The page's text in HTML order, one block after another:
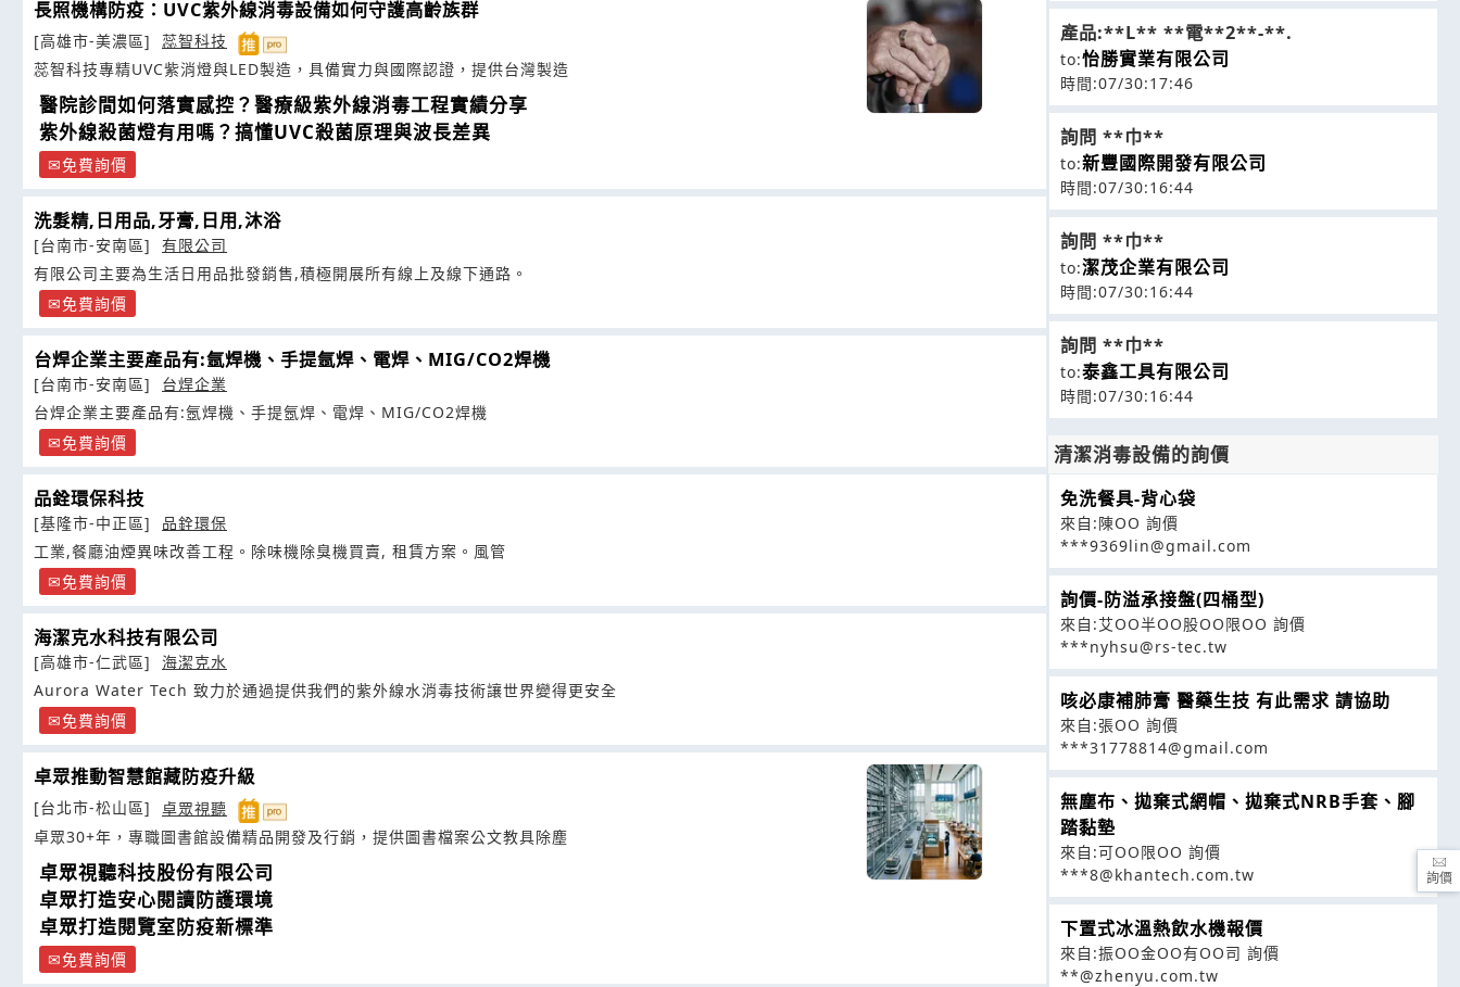
長照機構防疫：UVC紫外線消毒設備如何守護高齡族群
[高雄市-美濃區]
蕊智科技
蕊智科技專精UVC紫消燈與LED製造，具備實力與國際認證，提供台灣製造
醫院診間如何落實感控？醫療級紫外線消毒工程實績分享
紫外線殺菌燈有用嗎？搞懂UVC殺菌原理與波長差異
免費詢價
洗髮精,日用品,牙膏,日用,沐浴
[台南市-安南區]
有限公司
有限公司主要為生活日用品批發銷售,積極開展所有線上及線下通路。
免費詢價
台焊企業主要產品有:氬焊機、手提氬焊、電焊、MIG/CO2焊機
[台南市-安南區]
台焊企業
台焊企業主要產品有:氬焊機、手提氬焊、電焊、MIG/CO2焊機
免費詢價
品銓環保科技
[基隆市-中正區]
品銓環保
工業,餐廳油煙異味改善工程。除味機除臭機買賣, 租賃方案。風管
免費詢價
海潔克水科技有限公司
[高雄市-仁武區]
海潔克水
Aurora Water Tech 致力於通過提供我們的紫外線水消毒技術讓世界變得更安全
免費詢價
卓眾推動智慧館藏防疫升級
[台北市-松山區]
卓眾視聽
卓眾30+年，專職圖書館設備精品開發及行銷，提供圖書檔案公文教具除塵
卓眾視聽科技股份有限公司
卓眾打造安心閱讀防護環境
卓眾打造閱覽室防疫新標準
免費詢價
產品:**L** **電**2**-**.
to:怡勝實業有限公司
時間:07/30:17:46
詢問 **巾**
to:新豐國際開發有限公司
時間:07/30:16:44
詢問 **巾**
to:潔茂企業有限公司
時間:07/30:16:44
詢問 **巾**
to:泰鑫工具有限公司
時間:07/30:16:44
清潔消毒設備的詢價
免洗餐具-背心袋
來自:陳OO 詢價
***9369lin@gmail.com
詢價-防溢承接盤(四桶型)
來自:艾OO半OO股OO限OO 詢價
***nyhsu@rs-tec.tw
咳必康補肺膏 醫藥生技 有此需求 請協助
來自:張OO 詢價
***31778814@gmail.com
無塵布、拋棄式網帽、拋棄式NRB手套、腳
踏黏墊
來自:可OO限OO 詢價
***8@khantech.com.tw
下置式冰溫熱飲水機報價
來自:振OO金OO有OO司 詢價
**@zhenyu.com.tw
詢價